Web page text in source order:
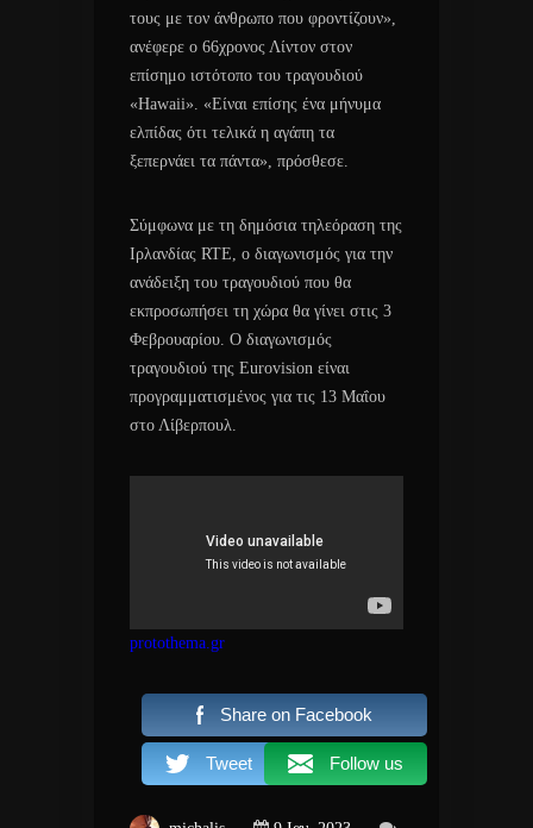
τους με τον άνθρωπο που φροντίζουν»,
ανέφερε ο 66χρονος Λίντον στον
επίσημο ιστότοπο του τραγουδιού
«Hawaii». «Είναι επίσης ένα μήνυμα
ελπίδας ότι τελικά η αγάπη τα
ξεπερνάει τα πάντα», πρόσθεσε.
Σύμφωνα με τη δημόσια τηλεόραση της
Ιρλανδίας RTE, ο διαγωνισμός για την
ανάδειξη του τραγουδιού που θα
εκπροσωπήσει τη χώρα θα γίνει στις 3
Φεβρουαρίου. Ο διαγωνισμός
τραγουδιού της Eurovision είναι
προγραμματισμένος για τις 13 Μαΐου
στο Λίβερπουλ.
protothema.gr
Share on Facebook
Tweet Follow us